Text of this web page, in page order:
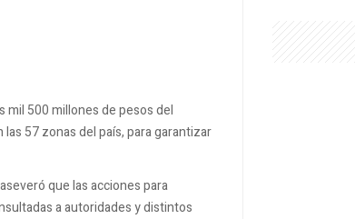
mil 500 millones de pesos del
57 zonas del país, para garantizar
que las acciones para
a autoridades y distintos